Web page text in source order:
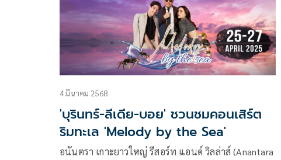
วงการบันเทิง หลังจากห่างหายจากการแสดงไปพักใหญ่ ก็
หวนคืนการแสดงอีกครั้งในซีรีส์แซฟฟิกครั้งแรก กับบท
“ประธาน” จากเรื่อง “เพียงเธอ Only You The Series”
ทางช่อง 3
4 มีนาคม 2568
'บุรินทร์-ลีเดีย-บอย' ชวนชมคอนเสิร์ต
ริมทะเล 'Melody by the Sea'
อนันตรา เกาะยาวใหญ่ รีสอร์ท แอนด์ วิลล่าส์ (Anantara